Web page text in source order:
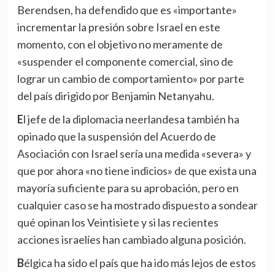
Berendsen, ha defendido que es «importante»
incrementar la presión sobre Israel en este
momento, con el objetivo no meramente de
«suspender el componente comercial, sino de
lograr un cambio de comportamiento» por parte
del país dirigido por Benjamin Netanyahu.
El jefe de la diplomacia neerlandesa también ha
opinado que la suspensión del Acuerdo de
Asociación con Israel sería una medida «severa» y
que por ahora «no tiene indicios» de que exista una
mayoría suficiente para su aprobación, pero en
cualquier caso se ha mostrado dispuesto a sondear
qué opinan los Veintisiete y si las recientes
acciones israelíes han cambiado alguna posición.
Bélgica ha sido el país que ha ido más lejos de estos